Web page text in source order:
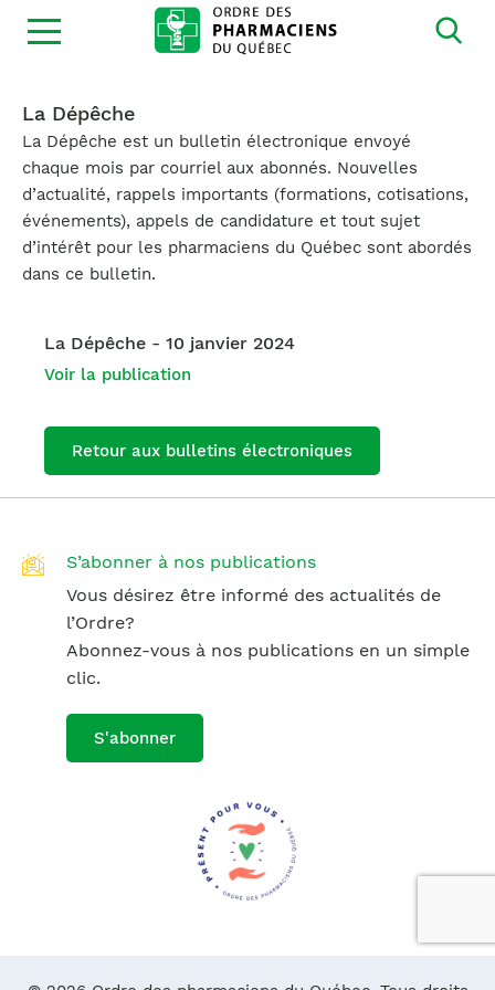
Ouvrir
la
La Dépêche
La Dépêche est un bulletin électronique envoyé
chaque mois par courriel aux abonnés. Nouvelles
d’actualité, rappels importants (formations, cotisations,
événements), appels de candidature et tout sujet
d’intérêt pour les pharmaciens du Québec sont abordés
dans ce bulletin.
La Dépêche - 10 janvier 2024
Voir la publication
Retour aux bulletins électroniques
S’abonner à nos publications
Vous désirez être informé des actualités de
l’Ordre?
Abonnez-vous à nos publications en un simple
clic.
S'abonner